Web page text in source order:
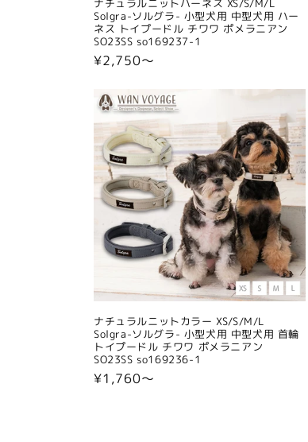
ナチュラルニットハーネス XS/S/M/L
Solgra-ソルグラ- 小型犬用 中型犬用 ハー
ネス トイプードル チワワ ポメラニアン
SO23SS so169237-1
通
価
格
¥2,750〜
ナチュラルニットカラー XS/S/M/L
Solgra-ソルグラ- 小型犬用 中型犬用 首輪
トイプードル チワワ ポメラニアン
SO23SS so169236-1
通
¥1,760〜